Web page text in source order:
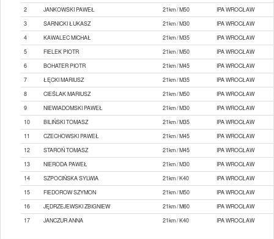
2
JANKOWSKI PAWEŁ 21km / M50
IPA WROCŁAW
3
SARNICKI ŁUKASZ 21km / M30
IPA WROCŁAW
4
KAWALEC MICHAŁ 21km / M35
IPA WROCŁAW
5
FIELEK PIOTR 21km / M50
IPA WROCŁAW
6
BOHATER PIOTR 21km / M45
IPA WROCŁAW
7
ŁĘCKI MARIUSZ 21km / M35
IPA WROCŁAW
8
CIEŚLAK MARIUSZ 21km / M50
IPA WROCŁAW
9
NIEWIADOMSKI PAWEŁ 21km / M30
IPA WROCŁAW
10
BILIŃSKI TOMASZ 21km / M35
IPA WROCŁAW
11
CZECHOWSKI PAWEŁ 21km / M45
IPA WROCŁAW
12
STAROŃ TOMASZ 21km / M45
IPA WROCŁAW
13
NIERODA PAWEŁ 21km / M30
IPA WROCŁAW
14
SZPOCIŃSKA SYLWIA 21km / K40
IPA WROCŁAW
15
FIEDOROW SZYMON 21km / M50
IPA WROCŁAW
16
JĘDRZEJEWSKI ZBIGNIEW 21km / M60
IPA WROCŁAW
17
JANCZUR ANNA 21km / K40 IPA WROCŁAW